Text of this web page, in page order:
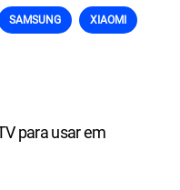
SAMSUNG XIAOMI
para usar em